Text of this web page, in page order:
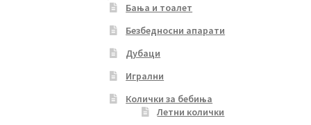
Бања и тоалет
Безбедносни апарати
Дубаци
Игрални
Колички за бебиња
Летни колички